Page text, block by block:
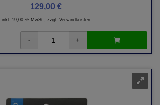
129,00 €
inkl. 19,00 % MwSt., zzgl. Versandkosten